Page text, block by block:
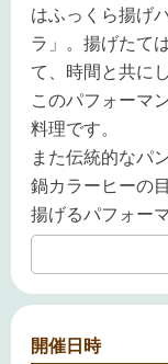
はふっくら揚げ
ラ」。揚げたて
て、時間と共に
このパフォーマ
料理です。
また伝統的なパ
鍋カラーヒーの
揚げるパフォー
開催日時